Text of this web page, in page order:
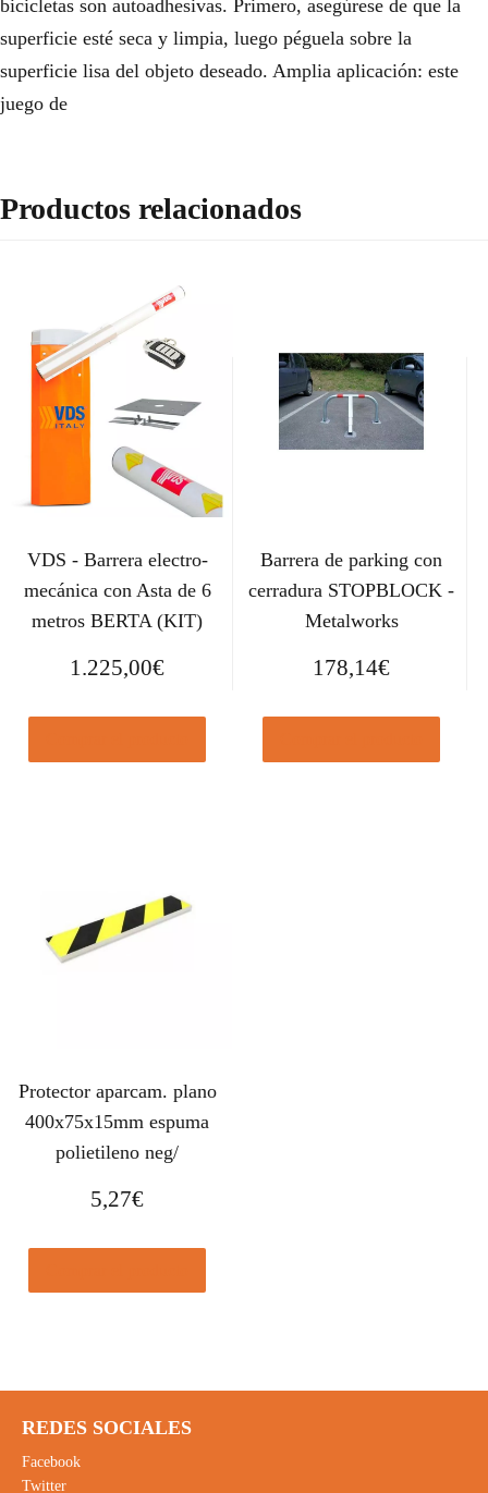
bicicletas son autoadhesivas. Primero, asegúrese de que la
superficie esté seca y limpia, luego péguela sobre la
superficie lisa del objeto deseado. Amplia aplicación: este
juego de
Productos relacionados
VDS - Barrera electro-
mecánica con Asta de 6
metros BERTA (KIT)
1.225,00€
Barrera de parking con
cerradura STOPBLOCK -
Metalworks
178,14€
Protector aparcam. plano
400x75x15mm espuma
polietileno neg/
5,27€
REDES SOCIALES
Facebook
Twitter